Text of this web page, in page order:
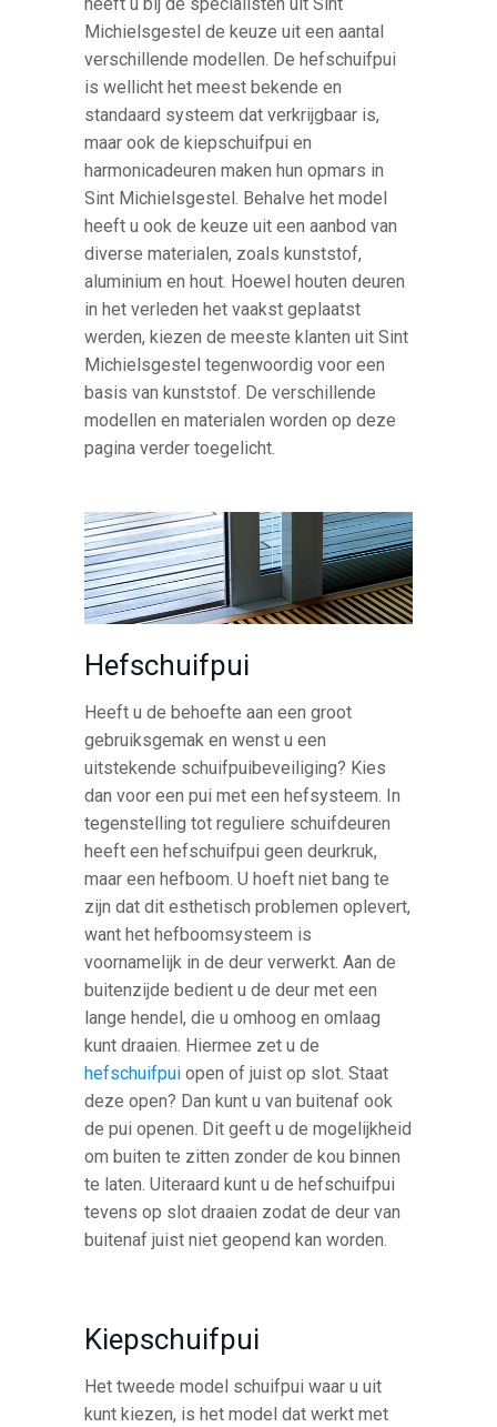
Michielsgestel de keuze uit een aantal
verschillende modellen. De hefschuifpui
is wellicht het meest bekende en
standaard systeem dat verkrijgbaar is,
maar ook de kiepschuifpui en
harmonicadeuren maken hun opmars in
Sint Michielsgestel. Behalve het model
heeft u ook de keuze uit een aanbod van
diverse materialen, zoals kunststof,
aluminium en hout. Hoewel houten deuren
in het verleden het vaakst geplaatst
werden, kiezen de meeste klanten uit Sint
Michielsgestel tegenwoordig voor een
basis van kunststof. De verschillende
modellen en materialen worden op deze
pagina verder toegelicht.
Hefschuifpui
Heeft u de behoefte aan een groot
gebruiksgemak en wenst u een
uitstekende schuifpuibeveiliging? Kies
dan voor een pui met een hefsysteem. In
tegenstelling tot reguliere schuifdeuren
heeft een hefschuifpui geen deurkruk,
maar een hefboom. U hoeft niet bang te
zijn dat dit esthetisch problemen oplevert,
want het hefboomsysteem is
voornamelijk in de deur verwerkt. Aan de
buitenzijde bedient u de deur met een
lange hendel, die u omhoog en omlaag
kunt draaien. Hiermee zet u de
hefschuifpui open of juist op slot. Staat
deze open? Dan kunt u van buitenaf ook
de pui openen. Dit geeft u de mogelijkheid
om buiten te zitten zonder de kou binnen
te laten. Uiteraard kunt u de hefschuifpui
tevens op slot draaien zodat de deur van
buitenaf juist niet geopend kan worden.
Kiepschuifpui
Het tweede model schuifpui waar u uit
kunt kiezen, is het model dat werkt met